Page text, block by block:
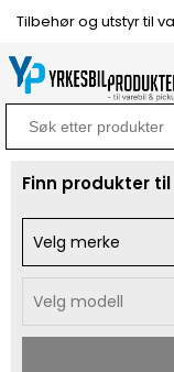
Tilbehør og utstyr til
Search
for:
Finn produkter